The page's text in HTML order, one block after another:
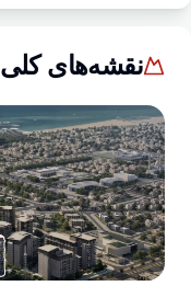
نقشه‌های کلی